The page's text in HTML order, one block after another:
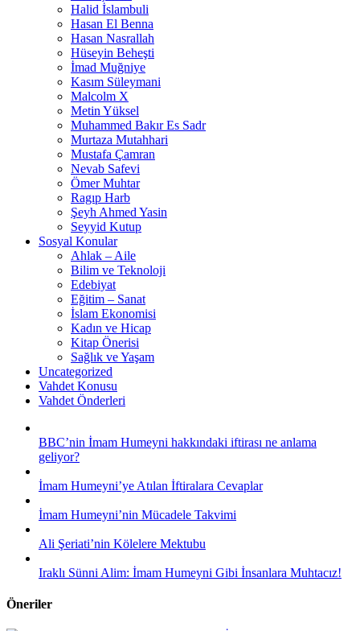
Halid İslambuli
Hasan El Benna
Hasan Nasrallah
Hüseyin Beheşti
İmad Muğniye
Kasım Süleymani
Malcolm X
Metin Yüksel
Muhammed Bakır Es Sadr
Murtaza Mutahhari
Mustafa Çamran
Nevab Safevi
Ömer Muhtar
Ragıp Harb
Şeyh Ahmed Yasin
Seyyid Kutup
Sosyal Konular
Ahlak – Aile
Bilim ve Teknoloji
Edebiyat
Eğitim – Sanat
İslam Ekonomisi
Kadın ve Hicap
Kitap Önerisi
Sağlık ve Yaşam
Uncategorized
Vahdet Konusu
Vahdet Önderleri
BBC’nin İmam Humeyni hakkındaki iftirası ne anlama
geliyor?
İmam Humeyni’ye Atılan İftiralara Cevaplar
İmam Humeyni’nin Mücadele Takvimi
Ali Şeriati’nin Kölelere Mektubu
Iraklı Sünni Alim: İmam Humeyni Gibi İnsanlara Muhtacız!
Öneriler